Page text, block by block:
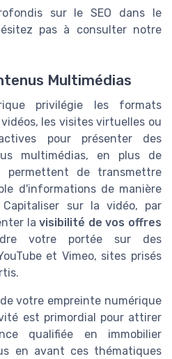
sur le SEO dans le
pas à consulter notre
Multimédias
privilégie les formats
les visites virtuelles ou
pour présenter des
multimédias, en plus de
permettent de transmettre
d'informations de manière
sur la vidéo, par
lavisibilité de vos offres
votre portée sur des
et Vimeo, sites prisés
votre empreinte numérique
est primordial pour attirer
qualifiée en immobilier
en avant ces thématiques